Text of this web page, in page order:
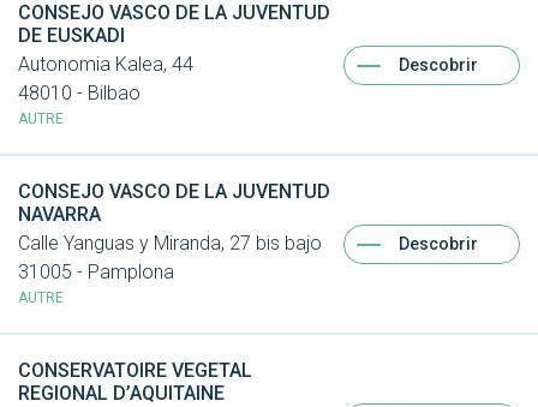
CONSEJO VASCO DE LA JUVENTUD
DE EUSKADI
Autonomia Kalea, 44
48010 - Bilbao
AUTRE
Descobrir
CONSEJO VASCO DE LA JUVENTUD
NAVARRA
Calle Yanguas y Miranda, 27 bis bajo
31005 - Pamplona
AUTRE
Descobrir
CONSERVATOIRE VEGETAL
REGIONAL D’AQUITAINE